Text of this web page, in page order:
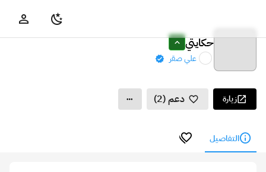
حكايتي
علي صقر
زيارة دعم (2)
التفاصيل